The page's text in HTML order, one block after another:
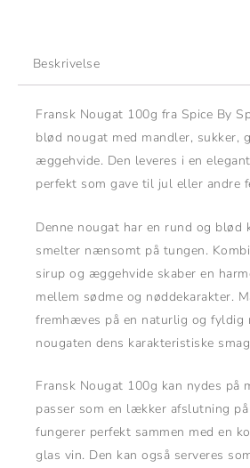
Beskrivelse
Fransk Nougat 100g fra Spice By
blød nougat med mandler, sukker,
æggehvide. Den leveres i en
perfekt som gave til jul eller andre
Denne nougat har en rund og blød
smelter nænsomt på tungen.
sirup og æggehvide skaber en
mellem sødme og nøddekarakter.
fremhæves på en naturlig og fyldig
nougaten dens karakteristiske
Fransk Nougat 100g kan nydes på
passer som en lækker afslutning på
fungerer perfekt sammen med en
glas vin. Den kan også serveres